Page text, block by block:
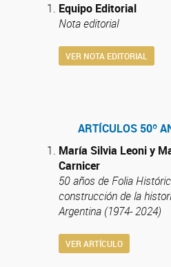
Equipo Editorial
Nota editorial
VER NOTA EDITORIAL
ARTÍCULOS 50º
María Silvia Leoni y
Carnicer
50 años de Folia
construcción de la
Argentina (1974- 2024)
VER ARTÍCULO